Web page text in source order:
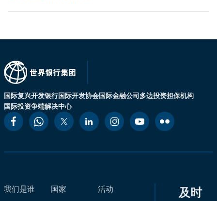
国际复兴开发银行国际开发协会国际金融公司多边投资担保机构
国际投资争端解决中心
我们是谁
国家
活动
及时